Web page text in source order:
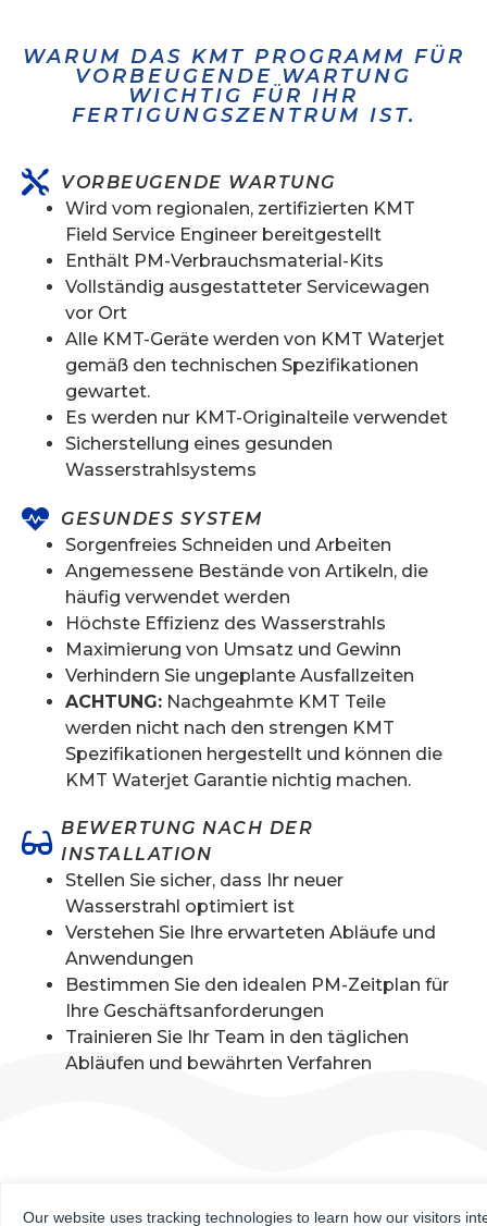
WARUM DAS KMT PROGRAMM FÜR
VORBEUGENDE WARTUNG
WICHTIG FÜR IHR
FERTIGUNGSZENTRUM IST.
VORBEUGENDE WARTUNG
Wird vom regionalen, zertifizierten KMT
Field Service Engineer bereitgestellt
Enthält PM-Verbrauchsmaterial-Kits
Vollständig ausgestatteter Servicewagen
vor Ort
Alle KMT-Geräte werden von KMT Waterjet
gemäß den technischen Spezifikationen
gewartet.
Es werden nur KMT-Originalteile verwendet
Sicherstellung eines gesunden
Wasserstrahlsystems
GESUNDES SYSTEM
Sorgenfreies Schneiden und Arbeiten
Angemessene Bestände von Artikeln, die
häufig verwendet werden
Höchste Effizienz des Wasserstrahls
Maximierung von Umsatz und Gewinn
Verhindern Sie ungeplante Ausfallzeiten
ACHTUNG: Nachgeahmte KMT Teile
werden nicht nach den strengen KMT
Spezifikationen hergestellt und können die
KMT Waterjet Garantie nichtig machen.
BEWERTUNG NACH DER
INSTALLATION
Stellen Sie sicher, dass Ihr neuer
Wasserstrahl optimiert ist
Verstehen Sie Ihre erwarteten Abläufe und
Anwendungen
Bestimmen Sie den idealen PM-Zeitplan für
Ihre Geschäftsanforderungen
Trainieren Sie Ihr Team in den täglichen
Abläufen und bewährten Verfahren
Our website uses tracking technologies to learn how our visitors